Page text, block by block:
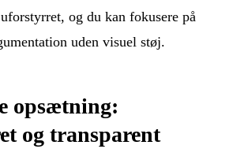
og du kan fokusere på
uden visuel støj.
opsætning:
og transparent